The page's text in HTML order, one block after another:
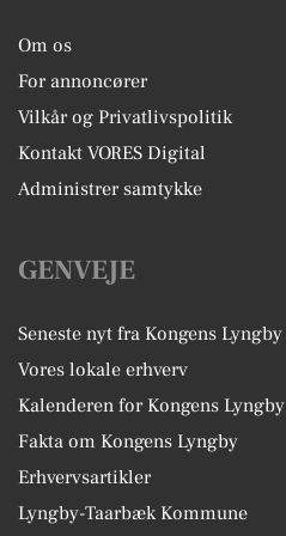
Om os
For annoncører
Vilkår og Privatlivspolitik
Kontakt VORES Digital
Administrer samtykke
GENVEJE
Seneste nyt fra Kongens Lyngby
Vores lokale erhverv
Kalenderen for Kongens Lyngby
Fakta om Kongens Lyngby
Erhvervsartikler
Lyngby-Taarbæk Kommune